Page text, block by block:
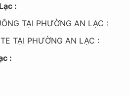
:
TẠI PHƯỜNG AN LẠC :
TẠI PHƯỜNG AN LẠC :
: